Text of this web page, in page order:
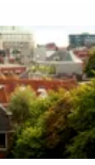
de Waddenzee,